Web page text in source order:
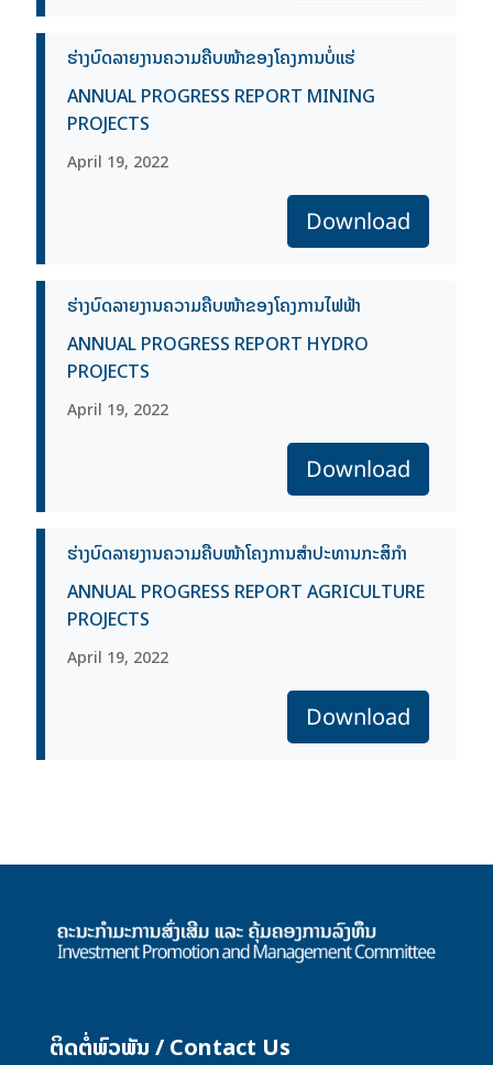
ຮ່າງບົດລາຍງານຄວາມຄືບໜ້າຂອງໂຄງການບໍ່ແຮ່
ANNUAL PROGRESS REPORT MINING
PROJECTS
April 19, 2022
Download
ຮ່າງບົດລາຍງານຄວາມຄືບໜ້າຂອງໂຄງການໄຟຟ້າ
ANNUAL PROGRESS REPORT HYDRO
PROJECTS
April 19, 2022
Download
ຮ່າງບົດລາຍງານຄວາມຄືບໜ້າໂຄງການສຳປະທານກະສິກຳ
ANNUAL PROGRESS REPORT AGRICULTURE
PROJECTS
April 19, 2022
Download
ຕິດຕໍ່ພົວພັນ / Contact Us